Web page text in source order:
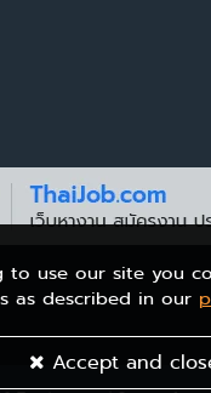
to use our site you
as described in our
Accept and